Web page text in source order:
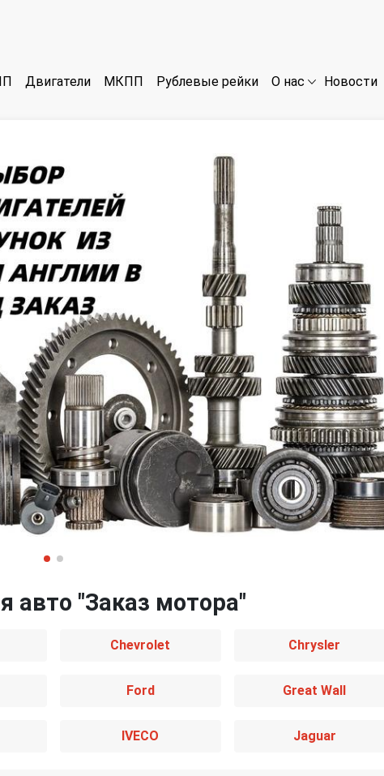
Двигатели МКПП Рублевые рейки О нас Новости
авто "Заказ мотора"
Chevrolet Chrysler
Ford Great Wall
IVECO Jaguar